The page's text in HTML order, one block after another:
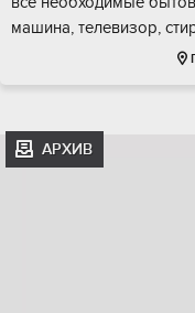
машина, телевизор,
АРХИВ